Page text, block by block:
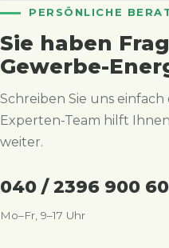
PERSÖNLICHE
Sie haben
Gewerbe-
Schreiben Sie uns
Experten-Team hilft
weiter.
040 / 2396 900
Mo–Fr, 9–17 Uhr